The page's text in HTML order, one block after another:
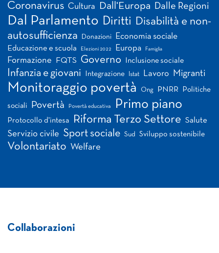
Coronavirus Cultura Dall'Europa Dalle Regioni
Dal Parlamento Diritti
Disabilità e non-
autosufficienza
Donazioni Economia sociale
Educazione e scuola Elezioni 2022 Europa Famiglia
Formazione FQTS Governo Inclusione sociale
Infanzia e giovani Integrazione Istat Lavoro Migranti
Monitoraggio povertà Ong PNRR Politiche
sociali Povertà Povertà educativa Primo piano
Protocollo d'intesa Riforma Terzo Settore Salute
Servizio civile Sport sociale Sud Sviluppo sostenibile
Volontariato Welfare
Collaborazioni